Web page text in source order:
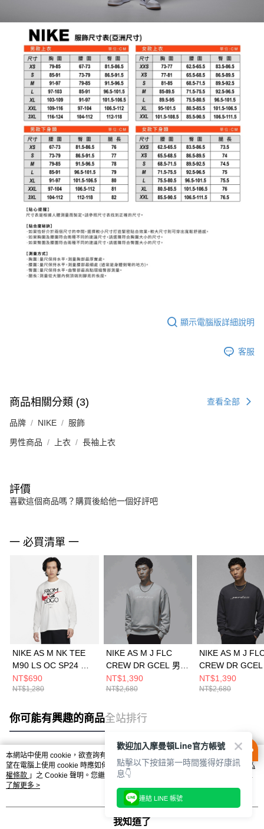
顯示電腦版詳細說明
客服
商品相關分類 (3) 查看全部
品牌 NIKE 服飾
男性商品 上衣 長袖上衣
評價
喜歡這個商品嗎？購買後給他一個好評吧
一 必買清單 一
NIKE AS M NK TEE
M90 LS OC SP24 男
長袖上衣 FQ4921121
NT$690
NT$1,280
NIKE AS M J FLC
CREW DR GCEL 男
長袖上衣 HQ4889041
NT$1,390
NT$2,680
NIKE AS M J
CREW DR
長袖上衣
NT$1,390
NT$2,680
你可能有興趣的商品全站排行
熱門標籤
本網站中使用 cookie，欲查詢有關本網站使用 cookie 方式之詳情，及若您不希
望在電腦上使用 cookie 時應如何變更電腦的 cookie 設定，請參閱本網站「
隱私
權條款 」之 Cookie 聲明。您繼續使用本網站即表示您同意本公司得按本網站使
用條款之 Cookie 聲明使用 cookie。
了解更多 >
我知道了
歡迎加入摩曼頓Line官方帳號
點擊以下按鈕第一時間獲得好康訊
息👇
連結 LINE 帳號